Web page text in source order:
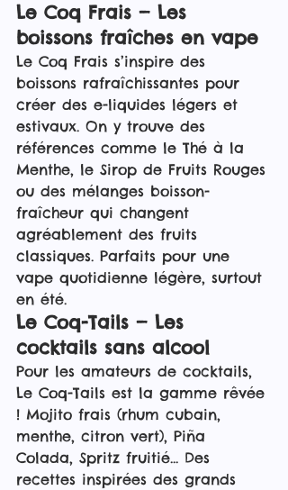
Le Coq Frais — Les
boissons fraîches en vape
Le Coq Frais s’inspire des
boissons rafraîchissantes pour
créer des e-liquides légers et
estivaux. On y trouve des
références comme le Thé à la
Menthe, le Sirop de Fruits Rouges
ou des mélanges boisson-
fraîcheur qui changent
agréablement des fruits
classiques. Parfaits pour une
vape quotidienne légère, surtout
en été.
Le Coq-Tails — Les
cocktails sans alcool
Pour les amateurs de cocktails,
Le Coq-Tails est la gamme rêvée
! Mojito frais (rhum cubain,
menthe, citron vert), Piña
Colada, Spritz fruitié... Des
recettes inspirées des grands